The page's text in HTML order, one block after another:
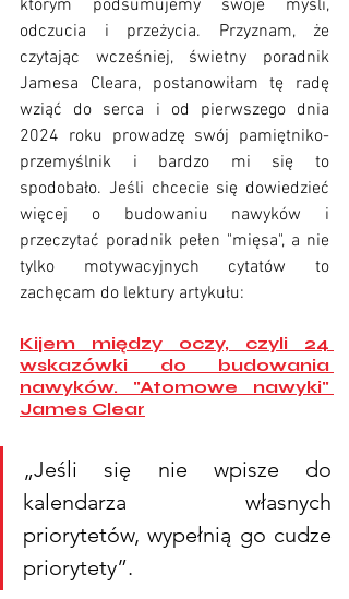
którym podsumujemy swoje myśli,
odczucia i przeżycia. Przyznam, że
czytając wcześniej, świetny poradnik
Jamesa Cleara, postanowiłam tę radę
wziąć do serca i od pierwszego dnia
2024 roku prowadzę swój pamiętniko-
przemyślnik i bardzo mi się to
spodobało. Jeśli chcecie się dowiedzieć
więcej o budowaniu nawyków i
przeczytać poradnik pełen "mięsa", a nie
tylko motywacyjnych cytatów to
zachęcam do lektury artykułu:
Kijem między oczy, czyli 24
wskazówki do budowania
nawyków. "Atomowe nawyki"
James Clear
„Jeśli się nie wpisze do
kalendarza własnych
priorytetów, wypełnią go cudze
priorytety”.